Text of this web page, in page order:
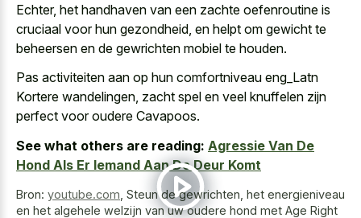
Echter, het handhaven van een zachte oefenroutine is
cruciaal voor hun gezondheid, en helpt om gewicht te
beheersen en de gewrichten mobiel te houden.
Pas activiteiten aan op hun comfortniveau eng_Latn
Kortere wandelingen, zacht spel en veel knuffelen zijn
perfect voor oudere Cavapoos.
See what others are reading: Agressie Van De
Hond Als Er Iemand Aan De Deur Komt
Bron: youtube.com Steun de gewrichten, het energieniveau
en het algehele welzijn van uw oudere hond met Age Right